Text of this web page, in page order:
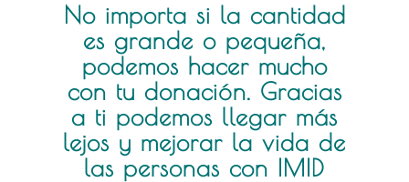
No importa si la cantidad
es grande o pequeña,
podemos hacer mucho
con tu donación. Gracias
a ti podemos llegar más
lejos y mejorar la vida de
las personas con IMID